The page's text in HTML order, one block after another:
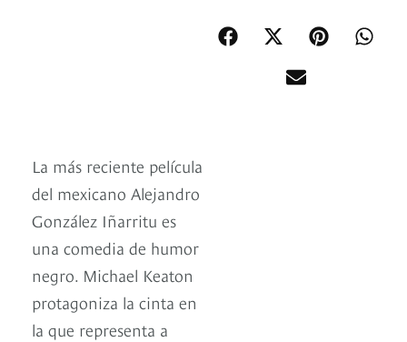
La más reciente película
del mexicano Alejandro
González Iñarritu es
una comedia de humor
negro. Michael Keaton
protagoniza la cinta en
la que representa a